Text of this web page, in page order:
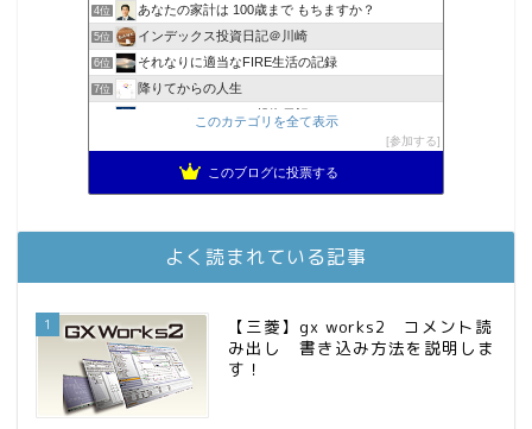
4位 あなたの家計は 100歳まで もちますか？
5位 インデックス投資日記＠川崎
6位 それなりに適当なFIRE生活の記録
7位 降りてからの人生
MBAのインデックス投資日記
2023年(46歳)FIRE！！！＠20XX年FIRE！！！
スパコンSEが効率的投資で一家セミリタイアするブログ
11位 3階建ての資産形成
庶民的家族がインデックス投資でセミリタイア目指してみた
このカテゴリを全て表示
参加する
このブログに投票する
よく読まれている記事
1
【三菱】gx works2 コメント読
み出し 書き込み方法を説明しま
す！